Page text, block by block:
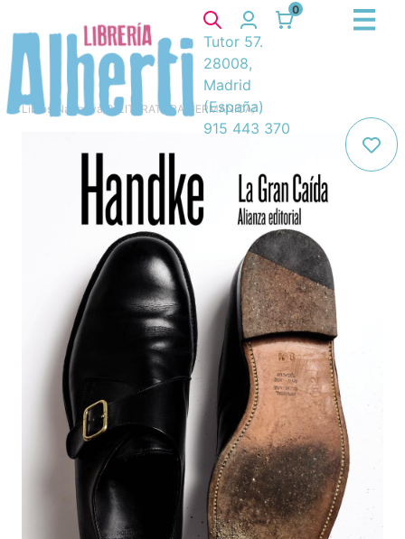
0
Tutor 57.
28008,
Madrid
(España)
915 443 370
Libros Narrativa/ 8. LITERATURA GERMANICA/